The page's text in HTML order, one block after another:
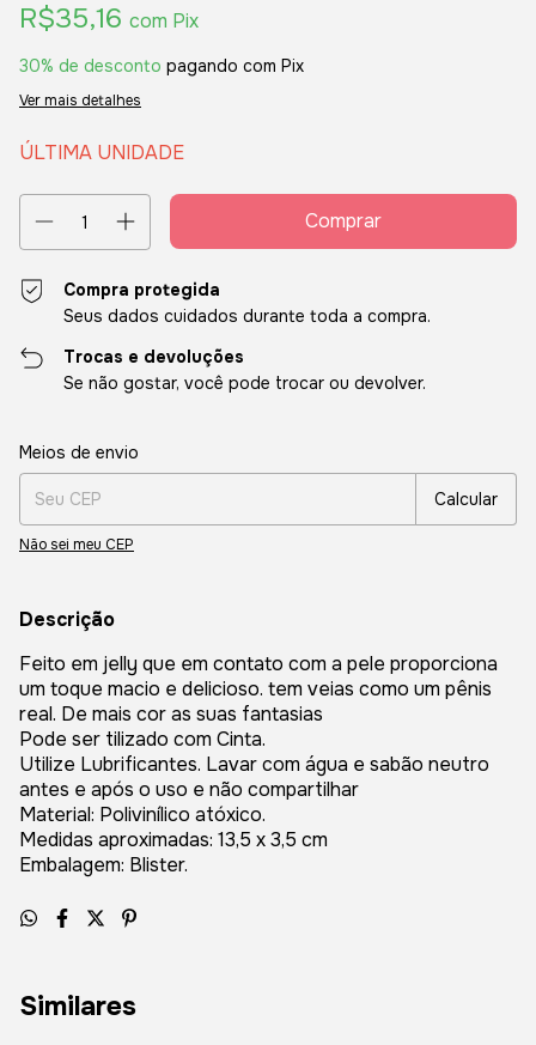
R$35,16 com Pix
30% de desconto pagando com Pix
Ver mais detalhes
ÚLTIMA UNIDADE
Compra protegida
Seus dados cuidados durante toda a compra.
Trocas e devoluções
Se não gostar, você pode trocar ou devolver.
Entregas para o CEP:
Meios de envio
Calcular
Não sei meu CEP
Descrição
Feito em jelly que em contato com a pele proporciona
um toque macio e delicioso. tem veias como um pênis
real. De mais cor as suas fantasias
Pode ser tilizado com Cinta.
Utilize Lubrificantes. Lavar com água e sabão neutro
antes e após o uso e não compartilhar
Material: Polivinílico atóxico.
Medidas aproximadas: 13,5 x 3,5 cm
Embalagem: Blister.
Similares